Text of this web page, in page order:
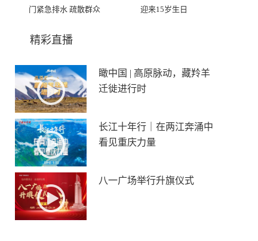
门紧急排水 疏散群众
迎来15岁生日
精彩直播
瞰中国 | 高原脉动，藏羚羊
迁徙进行时
长江十年行｜在两江奔涌中
看见重庆力量
八一广场举行升旗仪式